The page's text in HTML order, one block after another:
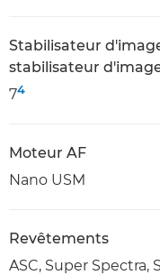
Stabilisateur
stabilisateur
74
Moteur AF
Nano USM
Revêtements
ASC, Super Spectra,